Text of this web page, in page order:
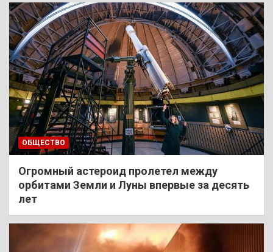
ОБЩЕСТВО
Огромный астероид пролетел между
орбитами Земли и Луны впервые за десять
лет